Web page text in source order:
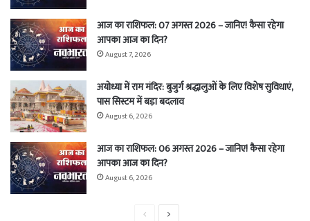
आज का राशिफल: 07 अगस्त 2026 – जानिए! कैसा रहेगा
आपका आज का दिन?
August 7, 2026
अयोध्या में राम मंदिर: बुजुर्ग श्रद्धालुओं के लिए विशेष सुविधाएं,
पास सिस्टम में बड़ा बदलाव
August 6, 2026
आज का राशिफल: 06 अगस्त 2026 – जानिए! कैसा रहेगा
आपका आज का दिन?
August 6, 2026
PreviousNext